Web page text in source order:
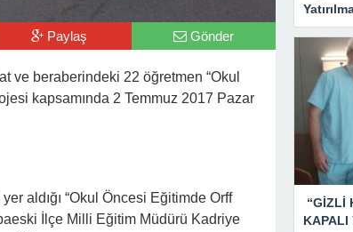
Paylaş Gönder
ve beraberindeki 22 öğretmen “Okul
kapsamında 2 Temmuz 2017 Pazar
aldığı “Okul Öncesi Eğitimde Orff
İlçe Milli Eğitim Müdürü Kadriye
“GİZLİ
KAPALI